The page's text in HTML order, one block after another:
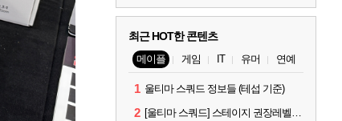
최근 HOT한 콘텐츠
메이플 게임 IT 유머 연예
1 울티마 스쿼드 정보들 (테섭 기준)
2 [울티마 스쿼드] 스테이지 권장레벨, 잠재옵션표, 스킬퍼뎀, 장비 리스트 및 능력치 공유